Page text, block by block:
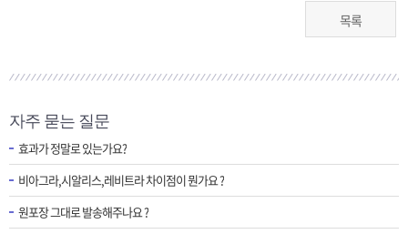
목록
자주 묻는 질문
효과가 정말로 있는가요?
비아그라,시알리스,레비트라 차이점이 뭔가요 ?
원포장 그대로 발송해주나요 ?